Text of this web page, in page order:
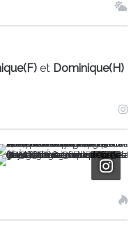
et Dominique(H)